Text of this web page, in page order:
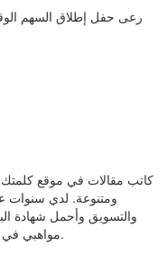
رعى حفل إطلاق السهم
كاتب مقالات في موقع كلمتك,
ومتنوعة. لدي سنوات
والتسويق وأحمل شهادة
مواهبي في الصحافة بعد أن بدأت العمل في هذا المجال.